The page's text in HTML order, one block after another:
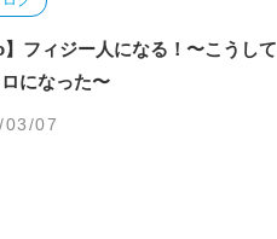
フィジー人になる！〜こうして
になった〜
03/07